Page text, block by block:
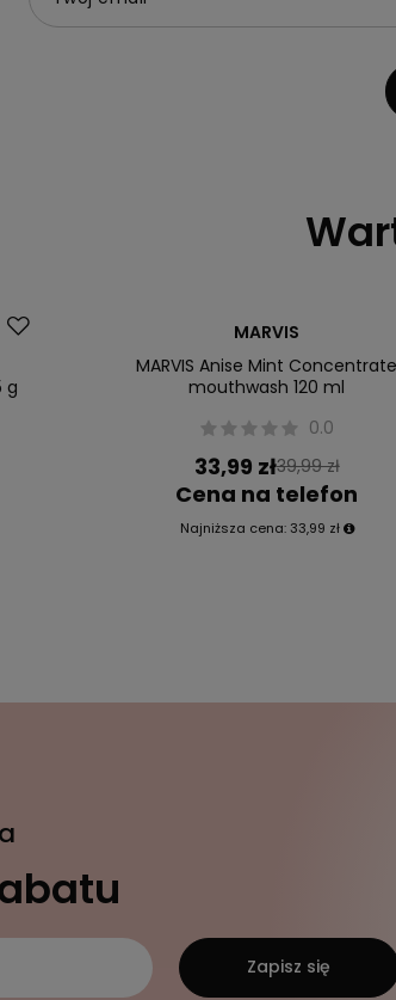
g
MARVIS
MARVIS Anise Mint Concentrate
mouthwash 120 ml
0.0
33,99 zł39,99 zł
Cena na telefon
Najniższa cena: 33,99 zł
Zapisz się